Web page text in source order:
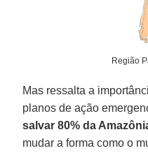
Região
Mas ressalta a
planos de ação
salvar 80% da
mudar a forma como o